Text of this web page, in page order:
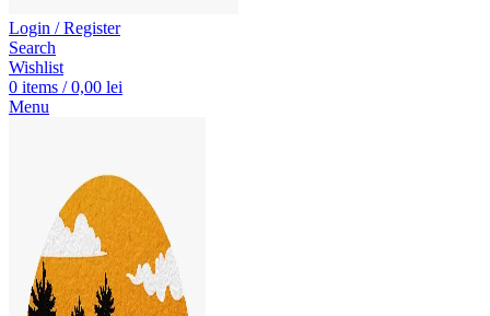
Login / Register
Search
Wishlist
0 items / 0,00 lei
Menu